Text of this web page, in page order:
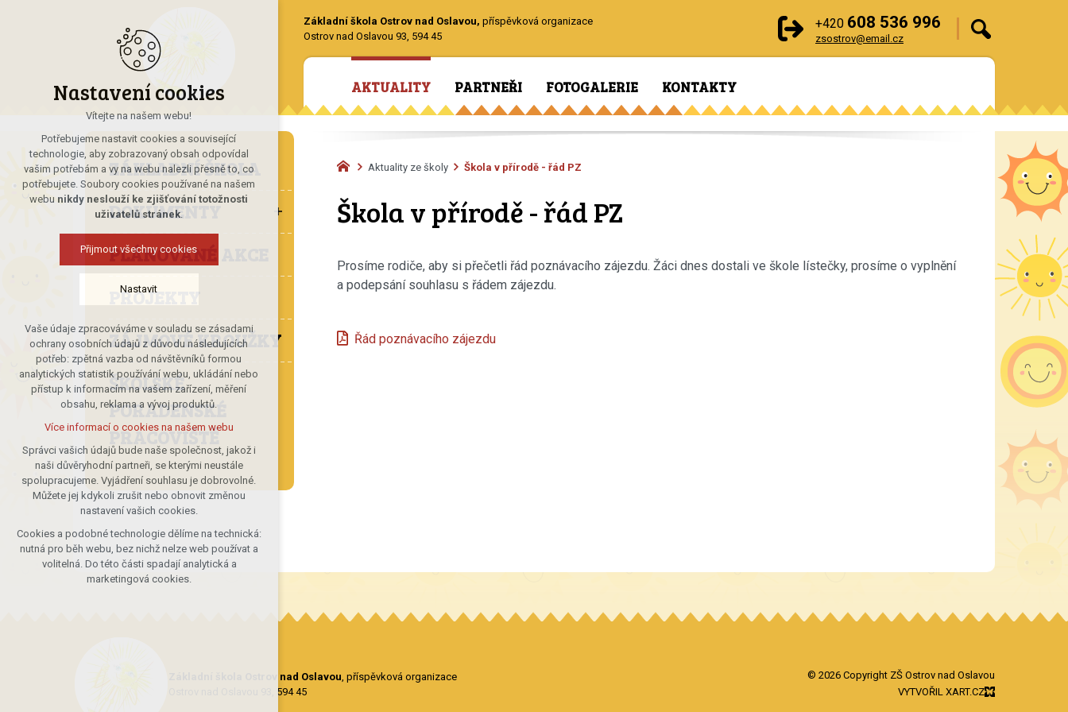
+420 608 536 996
zsostrov@email.cz
Základní škola Ostrov nad Oslavou, příspěvková organizace
Ostrov nad Oslavou 93, 594 45
AKTUALITY PARTNEŘI FOTOGALERIE KONTAKTY
ZÁKLADNÍ ŠKOLA
DOKUMENTY
PLÁNOVANÉ AKCE
PROJEKTY
ZÁJMOVÉ KROUŽKY
ŠKOLSKÉ
PORADENSKÉ
PRACOVIŠTĚ
Aktuality ze školy Škola v přírodě - řád PZ
Škola v přírodě - řád PZ
Prosíme rodiče, aby si přečetli řád poznávacího zájezdu. Žáci dnes dostali ve škole lístečky, prosíme o vyplnění
a podepsání souhlasu s řádem zájezdu.
Řád poznávacího zájezdu
Základní škola Ostrov nad Oslavou , příspěvková organizace
Ostrov nad Oslavou 93, 594 45
© 2026 Copyright ZŠ Ostrov nad Oslavou
VYTVOŘIL XART.CZ
Nastavení cookies
Vítejte na našem webu!
Potřebujeme nastavit cookies a související
technologie, aby zobrazovaný obsah odpovídal
vašim potřebám a vy na webu nalezli přesně to, co
potřebujete. Soubory cookies používané na našem
webu nikdy neslouží ke zjišťování totožnosti
uživatelů stránek.
Přijmout všechny cookies
Nastavit
Technická cookies
nutná pro provozování webu
udržení kontextu stránek (session):
případná přihlášení, volby jazyka, apod.
Volitelná cookies
analytická pro anonymizované
vyhodnocení návštěvnosti
marketingová cookies (Google)
Více informací o cookies na našem webu
Přijmout všechny cookies
Odmítnout vše
Vaše údaje zpracováváme v souladu se zásadami
ochrany osobních údajů z důvodu následujících
potřeb: zpětná vazba od návštěvníků formou
analytických statistik používání webu, ukládání nebo
přístup k informacím na vašem zařízení, měření
obsahu, reklama a vývoj produktů.
Více informací o cookies na našem webu
Správci vašich údajů bude naše společnost, jakož i
naši důvěryhodní partneři, se kterými neustále
spolupracujeme. Vyjádření souhlasu je dobrovolné.
Můžete jej kdykoli zrušit nebo obnovit změnou
nastavení vašich cookies.
Cookies a podobné technologie dělíme na technická:
nutná pro běh webu, bez nichž nelze web používat a
volitelná. Do této části spadají analytická a
marketingová cookies.